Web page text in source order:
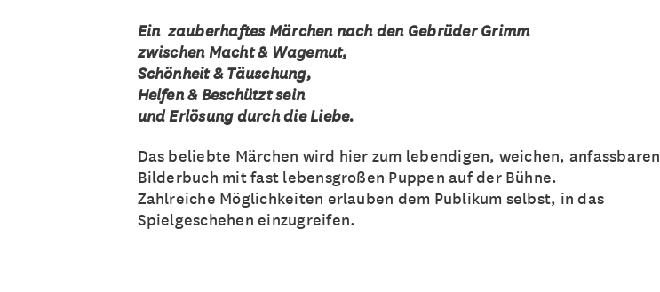
Ein zauberhaftes Märchen nach den Gebrüder Grimm
zwischen Macht & Wagemut,
Schönheit & Täuschung,
Helfen & Beschützt sein
und Erlösung durch die Liebe.
Das beliebte Märchen wird hier zum lebendigen, weichen, anfassbaren
Bilderbuch mit fast lebensgroßen Puppen auf der Bühne.
Zahlreiche Möglichkeiten erlauben dem Publikum selbst, in das
Spielgeschehen einzugreifen.